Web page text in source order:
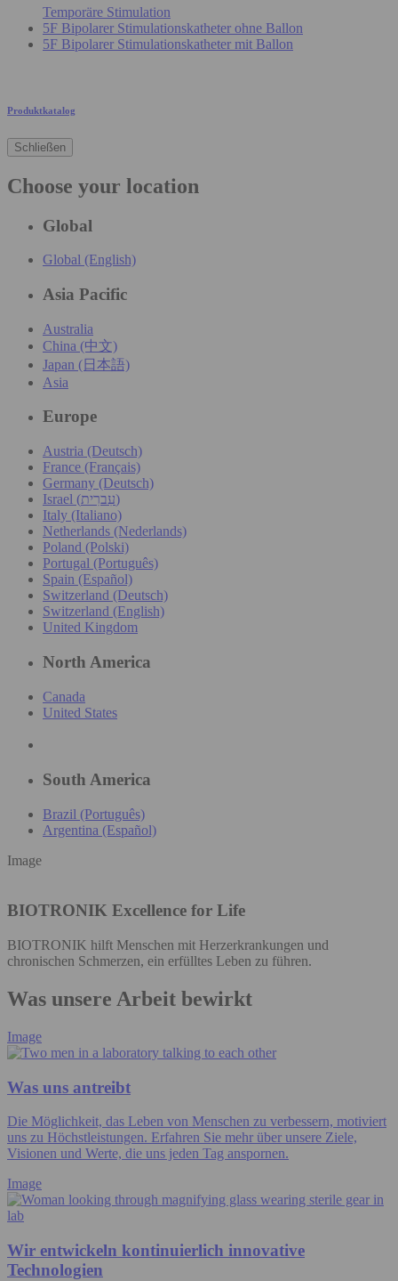
Temporäre Stimulation
5F Bipolarer Stimulationskatheter ohne Ballon
5F Bipolarer Stimulationskatheter mit Ballon
Produktkatalog
Schließen
Choose your location
Global
Global (English)
Asia Pacific
Australia
China (中文)
Japan (日本語)
Asia
Europe
Austria (Deutsch)
France (Français)
Germany (Deutsch)
Israel (עִברִית)
Italy (Italiano)
Netherlands (Nederlands)
Poland (Polski)
Portugal (Português)
Spain (Español)
Switzerland (Deutsch)
Switzerland (English)
United Kingdom
North America
Canada
United States
South America
Brazil (Português)
Argentina (Español)
Image
BIOTRONIK Excellence for Life
BIOTRONIK hilft Menschen mit Herzerkrankungen und
chronischen Schmerzen, ein erfülltes Leben zu führen.
Was unsere Arbeit bewirkt
Image
Was uns antreibt
Die Möglichkeit, das Leben von Menschen zu verbessern, motiviert
uns zu Höchstleistungen. Erfahren Sie mehr über unsere Ziele,
Visionen und Werte, die uns jeden Tag anspornen.
Image
Wir entwickeln kontinuierlich innovative
Technologien